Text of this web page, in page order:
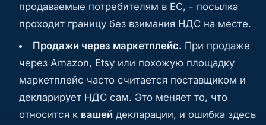
продаваемые потребителям в ЕС, - посылка
проходит границу без взимания НДС на месте.
Продажи через маркетплейс. При продаже
через Amazon, Etsy или похожую площадку
маркетплейс часто считается поставщиком и
декларирует НДС сам. Это меняет то, что
относится к вашей декларации, и ошибка здесь